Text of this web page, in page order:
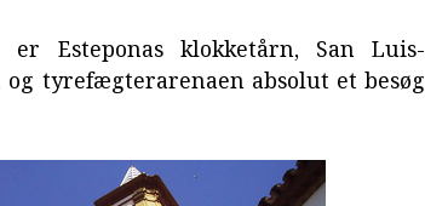
Esteponas klokketårn, San Luis-
og tyrefægterarenaen absolut et besøg